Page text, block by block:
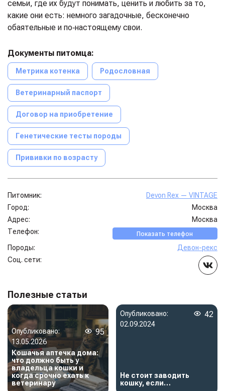
семьи, где их будут понимать, ценить и любить за то,
какие они есть: немного загадочные, бесконечно
обаятельные и по‑настоящему свои.
Документы питомца:
Метрика котенка Родословная
Ветеринарный паспорт
Договор на приобретение
Генетические тесты породы
Прививки по возрасту
Питомник:
Devon Rex — VINTAGE
Город:
Москва
Адрес:
Москва
Телефон:
Показать телефон
Породы:
Девон-рекс
Соц. сети:
Полезные статьи
Опубликовано:
13.05.2026
95
Кошачья аптечка дома:
что должно быть у
владельца кошки и
когда срочно ехать к
ветеринару
Опубликовано:
02.09.2024
42
Не стоит заводить
кошку, если…